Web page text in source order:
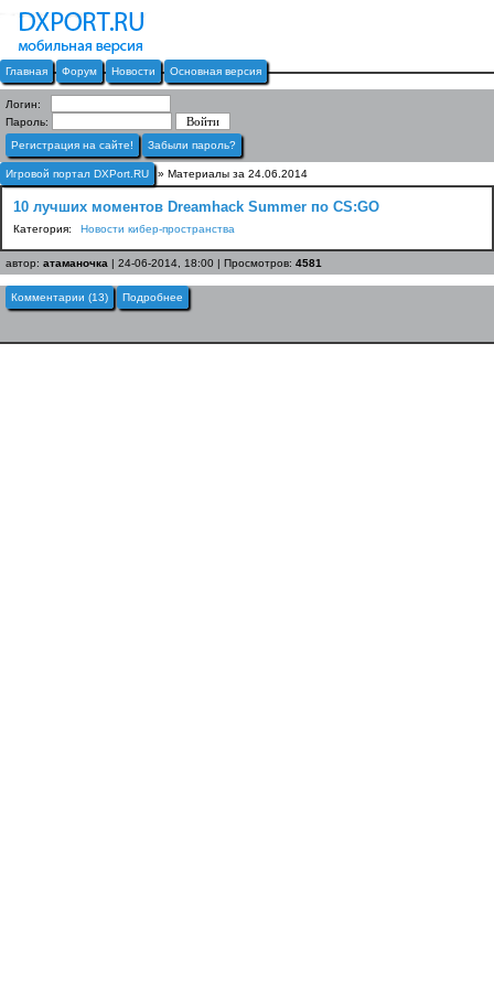
Главная Форум Новости Основная версия
Логин:
Пароль:
Регистрация на сайте!
Забыли пароль?
Игровой портал DXPort.RU » Материалы за 24.06.2014
10 лучших моментов Dreamhack Summer по CS:GO
Категория: Новости кибер-пространства
автор: атаманочка | 24-06-2014, 18:00 | Просмотров: 4581
Комментарии (13) Подробнее